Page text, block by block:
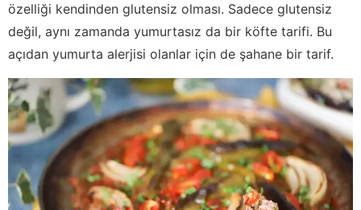
özelliği kendinden glutensiz olması. Sadece glutensiz
değil, aynı zamanda yumurtasız da bir köfte tarifi. Bu
açıdan yumurta alerjisi olanlar için de şahane bir tarif.